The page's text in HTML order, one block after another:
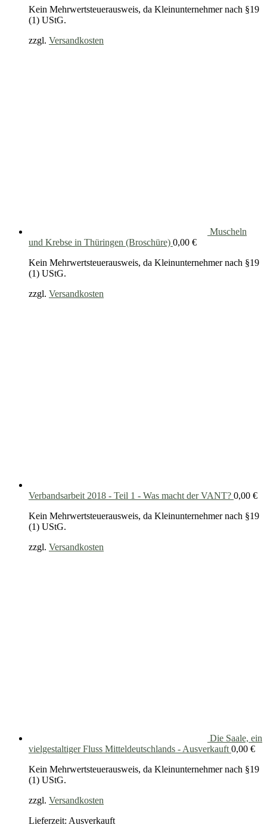
Kein Mehrwertsteuerausweis, da Kleinunternehmer nach §19
(1) UStG.
zzgl. Versandkosten
Muscheln
und Krebse in Thüringen (Broschüre) 0,00 €
Kein Mehrwertsteuerausweis, da Kleinunternehmer nach §19
(1) UStG.
zzgl. Versandkosten
Verbandsarbeit 2018 - Teil 1 - Was macht der VANT? 0,00 €
Kein Mehrwertsteuerausweis, da Kleinunternehmer nach §19
(1) UStG.
zzgl. Versandkosten
Die Saale, ein
vielgestaltiger Fluss Mitteldeutschlands - Ausverkauft 0,00 €
Kein Mehrwertsteuerausweis, da Kleinunternehmer nach §19
(1) UStG.
zzgl. Versandkosten
Lieferzeit: Ausverkauft